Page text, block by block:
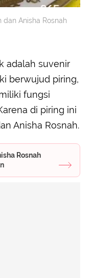
Anisha Rosnah
adalah suvenir
berwujud piring,
fungsi
di piring ini
Anisha Rosnah.
Rosnah